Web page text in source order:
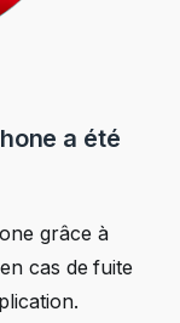
a été
grâce à
cas de fuite